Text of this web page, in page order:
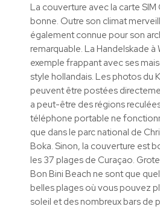
La couverture avec la carte
bonne. Outre son climat
également connue pour son
remarquable. La Handelskade à
exemple frappant avec ses
style hollandais. Les photos du
peuvent être postées
a peut-être des régions
téléphone portable ne
que dans le parc national de
Boka. Sinon, la couverture est
les 37 plages de Curaçao.
Bon Bini Beach ne sont que
belles plages où vous pouvez
soleil et des nombreux bars de